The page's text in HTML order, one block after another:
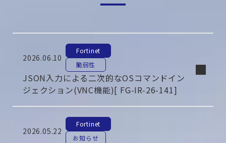
お問合せ方法
2026.06.10
Fortinet
脆弱性
JSON入力による二次的なOSコマンドイン
ジェクション(VNC機能)[ FG-IR-26-141]
2026.05.22
Fortinet
お知らせ